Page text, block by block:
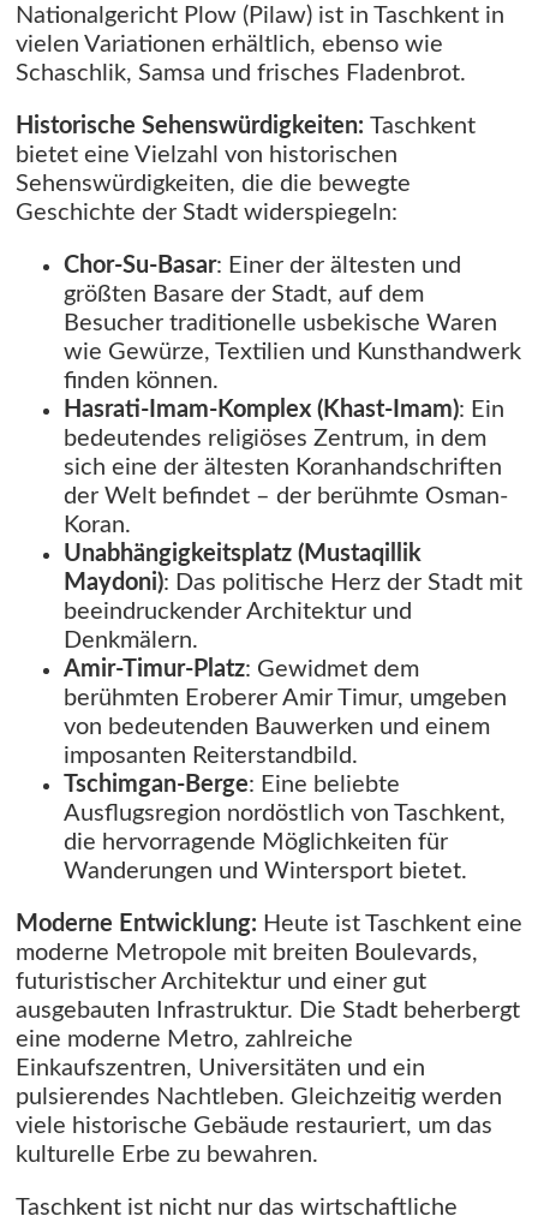
Nationalgericht Plow (Pilaw) ist in Taschkent in
vielen Variationen erhältlich, ebenso wie
Schaschlik, Samsa und frisches Fladenbrot.
Historische Sehenswürdigkeiten: Taschkent
bietet eine Vielzahl von historischen
Sehenswürdigkeiten, die die bewegte
Geschichte der Stadt widerspiegeln:
Chor-Su-Basar: Einer der ältesten und
größten Basare der Stadt, auf dem
Besucher traditionelle usbekische Waren
wie Gewürze, Textilien und Kunsthandwerk
finden können.
Hasrati-Imam-Komplex (Khast-Imam): Ein
bedeutendes religiöses Zentrum, in dem
sich eine der ältesten Koranhandschriften
der Welt befindet – der berühmte Osman-
Koran.
Unabhängigkeitsplatz (Mustaqillik
Maydoni): Das politische Herz der Stadt mit
beeindruckender Architektur und
Denkmälern.
Amir-Timur-Platz: Gewidmet dem
berühmten Eroberer Amir Timur, umgeben
von bedeutenden Bauwerken und einem
imposanten Reiterstandbild.
Tschimgan-Berge: Eine beliebte
Ausflugsregion nordöstlich von Taschkent,
die hervorragende Möglichkeiten für
Wanderungen und Wintersport bietet.
Moderne Entwicklung: Heute ist Taschkent eine
moderne Metropole mit breiten Boulevards,
futuristischer Architektur und einer gut
ausgebauten Infrastruktur. Die Stadt beherbergt
eine moderne Metro, zahlreiche
Einkaufszentren, Universitäten und ein
pulsierendes Nachtleben. Gleichzeitig werden
viele historische Gebäude restauriert, um das
kulturelle Erbe zu bewahren.
Taschkent ist nicht nur das wirtschaftliche